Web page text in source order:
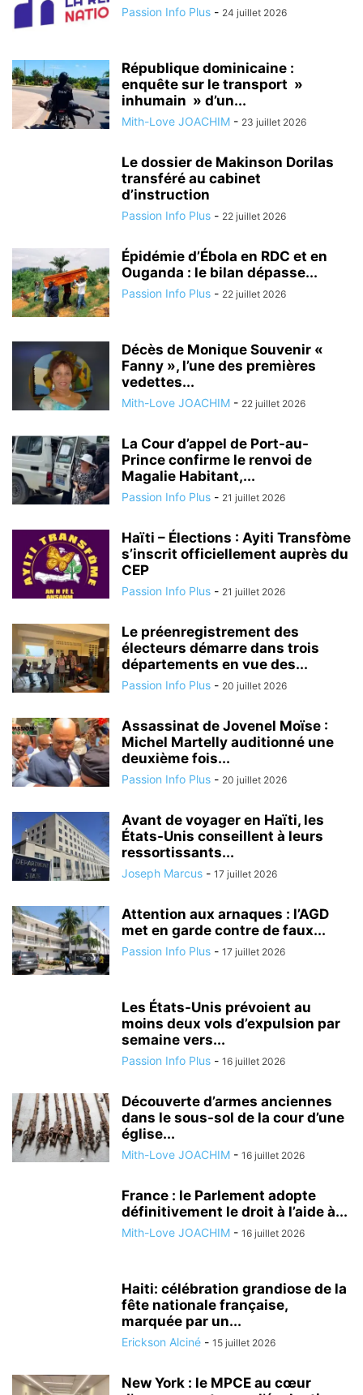
Passion Info Plus - 24 juillet 2026
République dominicaine :
enquête sur le transport »
inhumain » d’un...
Mith-Love JOACHIM - 23 juillet 2026
Le dossier de Makinson Dorilas
transféré au cabinet
d’instruction
Passion Info Plus - 22 juillet 2026
Épidémie d’Ébola en RDC et en
Ouganda : le bilan dépasse...
Passion Info Plus - 22 juillet 2026
Décès de Monique Souvenir «
Fanny », l’une des premières
vedettes...
Mith-Love JOACHIM - 22 juillet 2026
La Cour d’appel de Port-au-
Prince confirme le renvoi de
Magalie Habitant,...
Passion Info Plus - 21 juillet 2026
Haïti – Élections : Ayiti Transfòme
s’inscrit officiellement auprès du
CEP
Passion Info Plus - 21 juillet 2026
Le préenregistrement des
électeurs démarre dans trois
départements en vue des...
Passion Info Plus - 20 juillet 2026
Assassinat de Jovenel Moïse :
Michel Martelly auditionné une
deuxième fois...
Passion Info Plus - 20 juillet 2026
Avant de voyager en Haïti, les
États-Unis conseillent à leurs
ressortissants...
Joseph Marcus - 17 juillet 2026
Attention aux arnaques : l’AGD
met en garde contre de faux...
Passion Info Plus - 17 juillet 2026
Les États-Unis prévoient au
moins deux vols d’expulsion par
semaine vers...
Passion Info Plus - 16 juillet 2026
Découverte d’armes anciennes
dans le sous-sol de la cour d’une
église...
Mith-Love JOACHIM - 16 juillet 2026
France : le Parlement adopte
définitivement le droit à l’aide à...
Mith-Love JOACHIM - 16 juillet 2026
Haiti: célébration grandiose de la
fête nationale française,
marquée par un...
Erickson Alciné - 15 juillet 2026
New York : le MPCE au cœur